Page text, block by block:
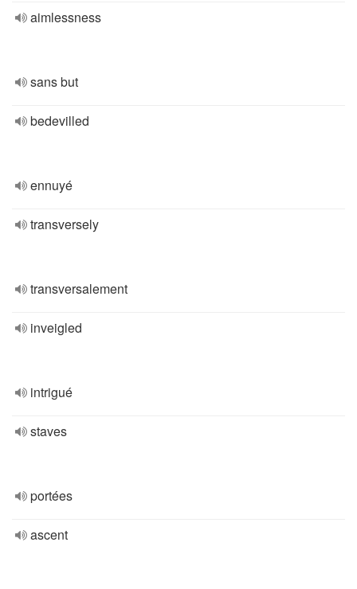
aimlessness
sans but
bedevilled
ennuyé
transversely
transversalement
inveigled
intrigué
staves
portées
ascent